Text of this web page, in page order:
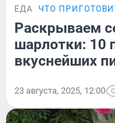
ЕДА ЧТО
Раскрываем
шарлотки: 10
вкуснейших
23 августа, 2025, 12:00